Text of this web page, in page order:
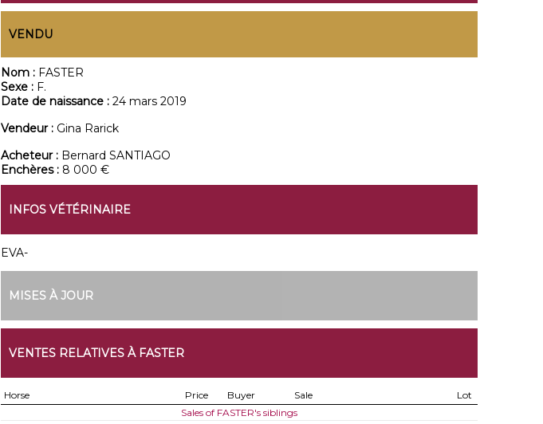
VENDU
Nom : FASTER
Sexe : F.
Date de naissance : 24 mars 2019
Vendeur : Gina Rarick
Acheteur : Bernard SANTIAGO
Enchères : 8 000 €
INFOS VÉTÉRINAIRE
EVA-
MISES À JOUR
VENTES RELATIVES À FASTER
Horse Price Buyer Sale
Lot
Sales of FASTER's siblings